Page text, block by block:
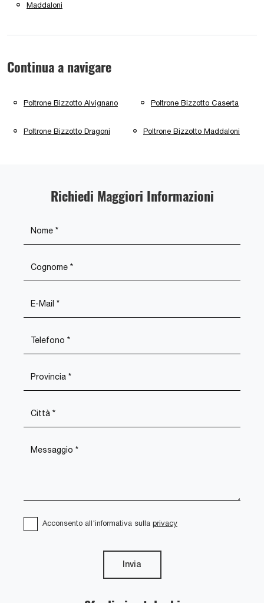
Maddaloni
Continua a navigare
Poltrone Bizzotto Alvignano Poltrone Bizzotto Caserta
Poltrone Bizzotto Dragoni Poltrone Bizzotto Maddaloni
Richiedi Maggiori Informazioni
Acconsento all'informativa sulla privacy
Invia